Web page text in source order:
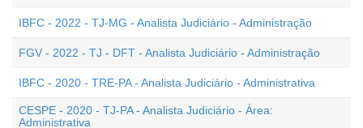
IBFC - 2022 - TJ-MG - Analista Judiciário - Administração
FGV - 2022 - TJ - DFT - Analista Judiciário - Administração
IBFC - 2020 - TRE-PA - Analista Judiciário - Administrativa
CESPE - 2020 - TJ-PA - Analista Judiciário - Área:
Administrativa